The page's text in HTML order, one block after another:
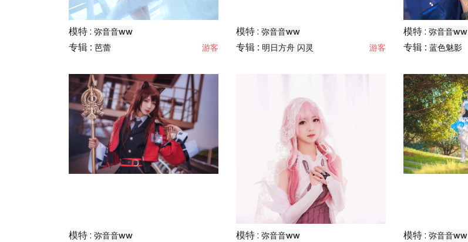
模特 : 弥音音ww
专辑 : 芭蕾 游客
模特 : 弥音音ww
专辑 : 明日方舟 闪灵 游客
模特 : 弥音音ww
专辑 : 蓝色魅影
模特 : 弥音音ww 模特 : 弥音音ww 模特 : 弥音音ww